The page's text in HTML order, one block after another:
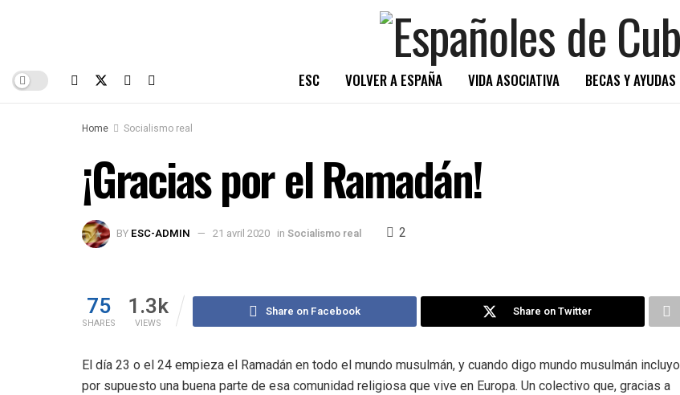
ESC VOLVER A ESPAÑA VIDA ASOCIATIVA BECAS Y AYUDAS
Home Socialismo real
¡Gracias por el Ramadán!
BY ESC-ADMIN 21 avril 2020 in Socialismo real 2
75
SHARES
1.3k
VIEWS
Share on Facebook Share on Twitter
El día 23 o el 24 empieza el Ramadán en todo el mundo musulmán, y cuando digo mundo musulmán incluyo
por supuesto una buena parte de esa comunidad religiosa que vive en Europa. Un colectivo que, gracias a